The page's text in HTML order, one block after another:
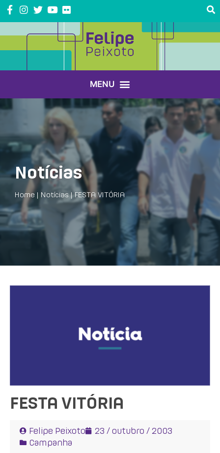
Notícias
Home | Notícias|FESTA VITÓRIA
FESTA VITÓRIA
Felipe Peixoto
23 / outubro / 2003
Campanha